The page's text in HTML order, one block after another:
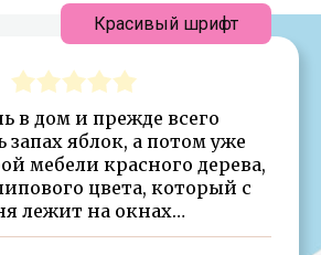
в дом и прежде всего
яблок, а потом уже
мебели красного дерева,
цвета, который с
лежит на окнах…
Красивый шрифт